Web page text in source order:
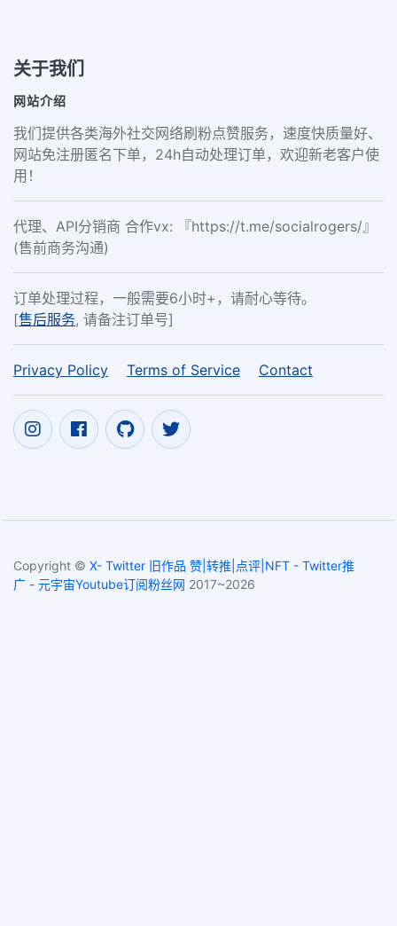
关于我们
网站介绍
我们提供各类海外社交网络刷粉点赞服务，速度快质量好、
网站免注册匿名下单，24h自动处理订单，欢迎新老客户使
用！
代理、API分销商 合作vx: 『https://t.me/socialrogers/』
(售前商务沟通)
订单处理过程，一般需要6小时+，请耐心等待。
[售后服务, 请备注订单号]
Privacy Policy Terms of Service Contact
Copyright © X- Twitter 旧作品 赞|转推|点评|NFT - Twitter推
广 - 元宇宙Youtube订阅粉丝网 2017~2026